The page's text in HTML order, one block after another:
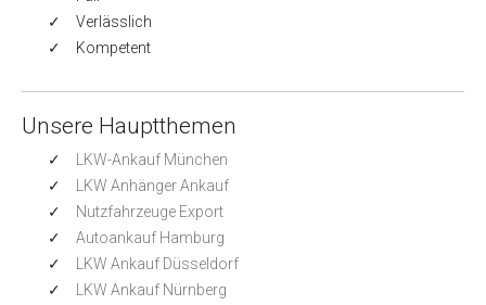
Verlässlich
Kompetent
Unsere Hauptthemen
LKW-Ankauf München
LKW Anhänger Ankauf
Nutzfahrzeuge Export
Autoankauf Hamburg
LKW Ankauf Düsseldorf
LKW Ankauf Nürnberg